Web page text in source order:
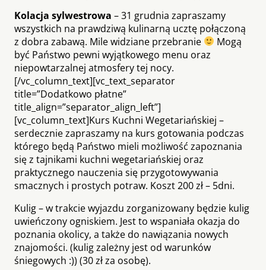
Kolacja sylwestrowa – 31 grudnia zapraszamy
wszystkich na prawdziwą kulinarną ucztę połączoną
z dobra zabawą. Mile widziane przebranie
Mogą
być Państwo pewni wyjątkowego menu oraz
niepowtarzalnej atmosfery tej nocy.
[/vc_column_text][vc_text_separator
title=”Dodatkowo płatne”
title_align=”separator_align_left”]
[vc_column_text]Kurs Kuchni Wegetariańskiej –
serdecznie zapraszamy na kurs gotowania podczas
którego będą Państwo mieli możliwość zapoznania
się z tajnikami kuchni wegetariańskiej oraz
praktycznego nauczenia się przygotowywania
smacznych i prostych potraw. Koszt 200 zł – 5dni.
Kulig– w trakcie wyjazdu zorganizowany będzie kulig
uwieńczony ogniskiem. Jest to wspaniała okazja do
poznania okolicy, a także do nawiązania nowych
znajomości. (kulig zależny jest od warunków
śniegowych :)) (30 zł za osobę).